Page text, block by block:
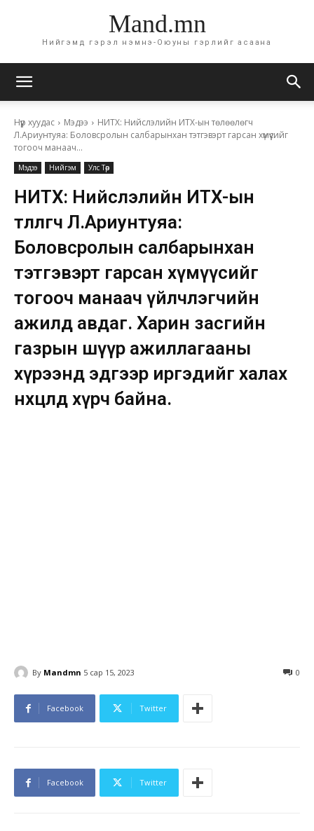
Mand.mn
Нийгэмд гэрэл нэмнэ-Оюуны гэрлийг асаана
Нүүр хуудас Мэдээ
НИТХ: Нийслэлийн ИТХ-ын төлөөлөгч
Л.Ариунтуяа: Боловсролын салбарынхан тэтгэвэрт гарсан хүмүүсийг
тогооч манаач...
Мэдээ Нийгэм Улс Төр
НИТХ: Нийслэлийн ИТХ-ын
төлөөлөгч Л.Ариунтуяа:
Боловсролын салбарынхан
тэтгэвэрт гарсан хүмүүсийг
тогооч манаач үйлчлэгчийн
ажилд авдаг. Харин засгийн
газрын шүүр ажиллагааны
хүрээнд эдгээр иргэдийг халах
нөхцөлд хүрч байна.
By Mandmn 5 сар 15, 2023 0
Facebook Twitter
Facebook Twitter